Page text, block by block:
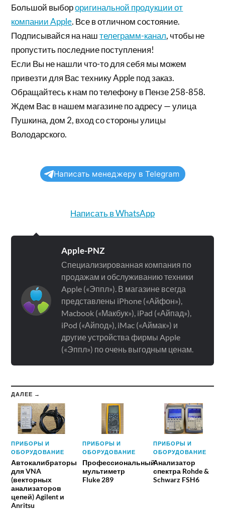
Большой выбороригинальной продукции от
компании Apple. Все в отличном состояние.
Подписывайся на наштелеграмм-канал, чтобы не
пропустить последние поступления!
Если Вы не нашли что-то для себя мы можем
привезти для Вас технику Apple под заказ.
Обращайтесь к нам по телефону в Пензе 258-858.
Ждем Вас в нашем магазине по адресу — улица
Пушкина, дом 2, вход со стороны улицы
Володарского.
Написать менеджеру в Telegram
Написать в WhatsApp
Apple-PNZ
Специализированная компания по
продажам и обслуживанию техники
Apple («Эппл»). В магазине всегда
представлены iPhone («Айфон»),
Macbook («Макбук»), iPad («Айпад»),
iPod («Айпод»), iMac («Аймак») и
другие устройства фирмы Apple
(«Эппл») по очень выгодным ценам.
ДАЛЕЕ →
ПРИБОРЫ И
ОБОРУДОВАНИЕ
Автокалибраторы
для VNA
(векторных
анализаторов
цепей) Agilent и
Anritsu
ПРИБОРЫ И
ОБОРУДОВАНИЕ
Профессиональный
мультиметр
Fluke 289
ПРИБОРЫ И
ОБОРУДОВАНИЕ
Анализатор
спектра Rohde &
Schwarz FSH6